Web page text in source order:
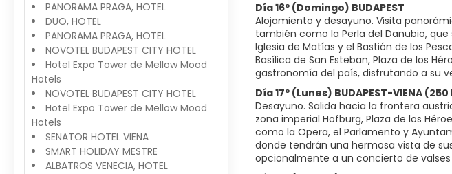
Día 16º (Domingo) BUDAPEST
Alojamiento y desayuno. Visita
también como la Perla del Danubio,
Iglesia de Matías y el Bastión de los
Basílica de San Esteban, Plaza de los
gastronomía del país, disfrutando a su
Día 17º (Lunes) BUDAPEST-VIENA
Desayuno. Salida hacia la frontera
zona imperial Hofburg, Plaza de los
como la Opera, el Parlamento y
donde tendrán una hermosa vista de
opcionalmente a un concierto de
PANORAMA PRAGA, HOTEL
DUO, HOTEL
PANORAMA PRAGA, HOTEL
NOVOTEL BUDAPEST CITY HOTEL
Hotel Expo Tower de Mellow Mood
Hotels
NOVOTEL BUDAPEST CITY HOTEL
Hotel Expo Tower de Mellow Mood
Hotels
SENATOR HOTEL VIENA
SMART HOLIDAY MESTRE
ALBATROS VENECIA, HOTEL